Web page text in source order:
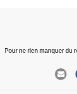
Pour ne rien manquer du